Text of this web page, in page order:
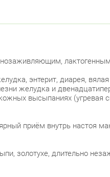
энтерит, диарея, вялая
желудка и
высыпаниях (угревая
приём внутрь настоя
золотухе, длительно